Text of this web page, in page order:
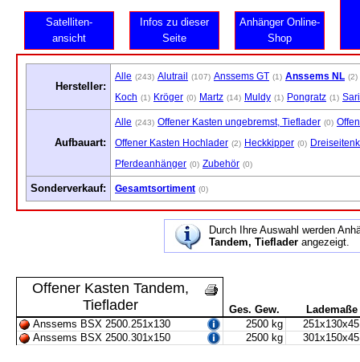
Satelliten-
ansicht
Infos zu dieser
Seite
Anhänger Online-
Shop
Hersteller:
Alle (243) Alutrail (107) Anssems GT (1) Anssems NL (2)
Koch (1) Kröger (0) Martz (14) Muldy (1) Pongratz (1)
Aufbauart:
Alle (243) Offener Kasten ungebremst, Tieflader (0)
Offener Kasten Hochlader (2) Heckkipper (0)
Pferdeanhänger (0) Zubehör (0)
Sonderverkauf: Gesamtsortiment (0)
Durch Ihre Auswahl werden
Tandem, Tieflader angezeigt.
Offener Kasten Tandem,
Tieflader
Ges. Gew.
Lademaße
Anssems BSX 2500.251x130
2500 kg
Anssems BSX 2500.301x150
2500 kg